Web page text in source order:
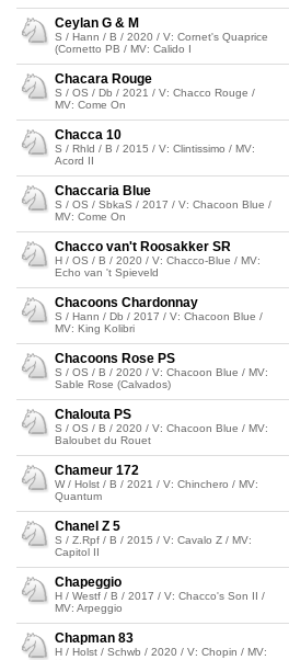
Ceylan G & M
S / Hann / B / 2020 / V: Cornet's Quaprice
(Cornetto PB / MV: Calido I
Chacara Rouge
S / OS / Db / 2021 / V: Chacco Rouge /
MV: Come On
Chacca 10
S / Rhld / B / 2015 / V: Clintissimo / MV:
Acord II
Chaccaria Blue
S / OS / SbkaS / 2017 / V: Chacoon Blue /
MV: Come On
Chacco van't Roosakker SR
H / OS / B / 2020 / V: Chacco-Blue / MV:
Echo van 't Spieveld
Chacoons Chardonnay
S / Hann / Db / 2017 / V: Chacoon Blue /
MV: King Kolibri
Chacoons Rose PS
S / OS / B / 2020 / V: Chacoon Blue / MV:
Sable Rose (Calvados)
Chalouta PS
S / OS / B / 2020 / V: Chacoon Blue / MV:
Baloubet du Rouet
Chameur 172
W / Holst / B / 2021 / V: Chinchero / MV:
Quantum
Chanel Z 5
S / Z.Rpf / B / 2015 / V: Cavalo Z / MV:
Capitol II
Chapeggio
H / Westf / B / 2017 / V: Chacco's Son II /
MV: Arpeggio
Chapman 83
H / Holst / Schwb / 2020 / V: Chopin / MV: